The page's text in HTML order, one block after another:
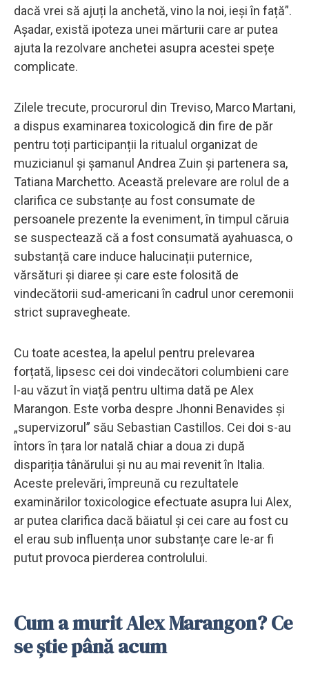
dacă vrei să ajuți la anchetă, vino la noi, ieși în față”.
Așadar, există ipoteza unei mărturii care ar putea
ajuta la rezolvare anchetei asupra acestei spețe
complicate.
Zilele trecute, procurorul din Treviso, Marco Martani,
a dispus examinarea toxicologică din fire de păr
pentru toți participanții la ritualul organizat de
muzicianul și șamanul Andrea Zuin și partenera sa,
Tatiana Marchetto. Această prelevare are rolul de a
clarifica ce substanțe au fost consumate de
persoanele prezente la eveniment, în timpul căruia
se suspectează că a fost consumată ayahuasca, o
substanță care induce halucinații puternice,
vărsături și diaree și care este folosită de
vindecătorii sud-americani în cadrul unor ceremonii
strict supravegheate.
Cu toate acestea, la apelul pentru prelevarea
forțată, lipsesc cei doi vindecători columbieni care
l-au văzut în viață pentru ultima dată pe Alex
Marangon. Este vorba despre Jhonni Benavides și
„supervizorul” său Sebastian Castillos. Cei doi s-au
întors în țara lor natală chiar a doua zi după
dispariția tânărului și nu au mai revenit în Italia.
Aceste prelevări, împreună cu rezultatele
examinărilor toxicologice efectuate asupra lui Alex,
ar putea clarifica dacă băiatul și cei care au fost cu
el erau sub influența unor substanțe care le-ar fi
putut provoca pierderea controlului.
Cum a murit Alex Marangon? Ce
se știe până acum